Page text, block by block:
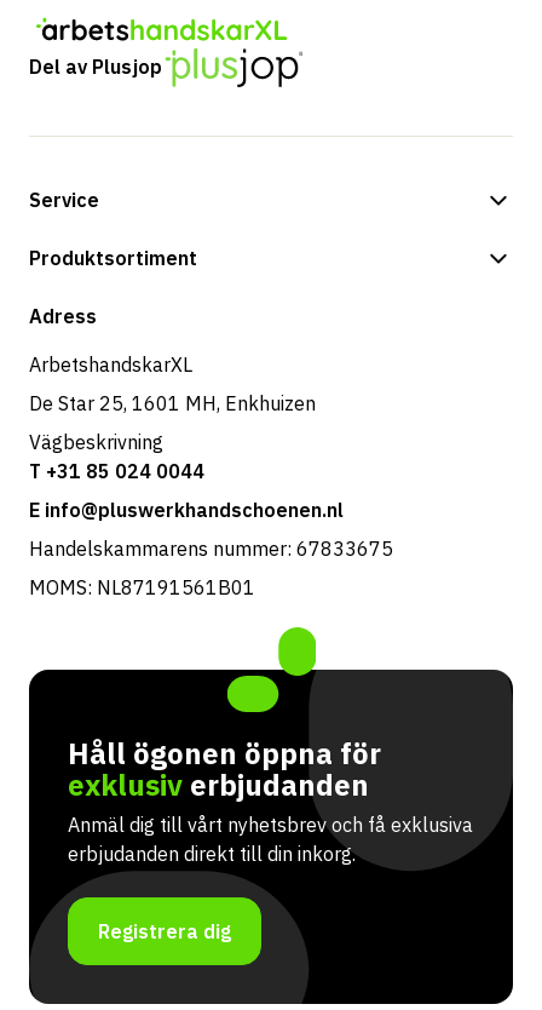
Del av Plusjop
Service
Betalningsalternativ
Produktsortiment
Butik
Adress
ArbetshandskarXL
De Star 25, 1601 MH, Enkhuizen
Vägbeskrivning
T +31 85 024 0044
E info@pluswerkhandschoenen.nl
Handelskammarens nummer: 67833675
MOMS: NL87191561B01
Håll ögonen öppna för
exklusiv erbjudanden
Anmäl dig till vårt nyhetsbrev och få exklusiva
erbjudanden direkt till din inkorg.
Registrera dig